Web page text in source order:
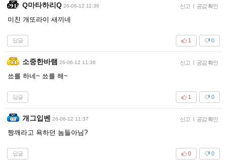
Q마타하리Q 26-06-12 11:36 신고 | 공감 확인
미친 개또라이 새끼네
답글 0
1
소중한바램 26-06-12 11:36 신고 | 공감 확인
쑈를 하네~ 쑈를 해~
답글 0
1
개그입벤 26-06-12 11:37 신고 | 공감 확인
짱깨라고 욕하던 놈들아님?
답글 0
0